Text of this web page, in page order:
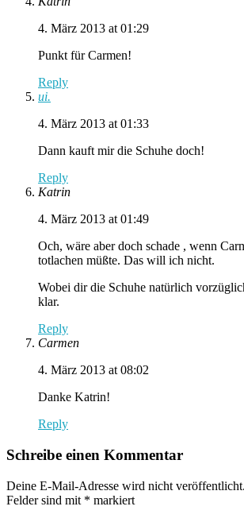
4. März 2013 at 01:29
Punkt für Carmen!
Reply
ui.
4. März 2013 at 01:33
Dann kauft mir die Schuhe doch!
Reply
Katrin
4. März 2013 at 01:49
Och, wäre aber doch schade , wenn
totlachen müßte. Das will ich nicht.
Wobei dir die Schuhe natürlich
klar.
Reply
Carmen
4. März 2013 at 08:02
Danke Katrin!
Reply
Schreibe einen Kommentar
Deine E-Mail-Adresse wird nicht veröffentlicht.
Felder sind mit * markiert